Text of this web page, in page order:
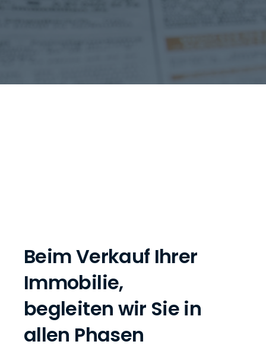
Beim Verkauf Ihrer
Immobilie,
begleiten wir Sie in
allen Phasen